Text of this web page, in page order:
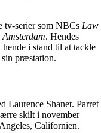
tv-serier som NBCs Law
Amsterdam. Hendes
i stand til at tackle
præstation.
Laurence Shanet. Parret
skilt i november
Californien.